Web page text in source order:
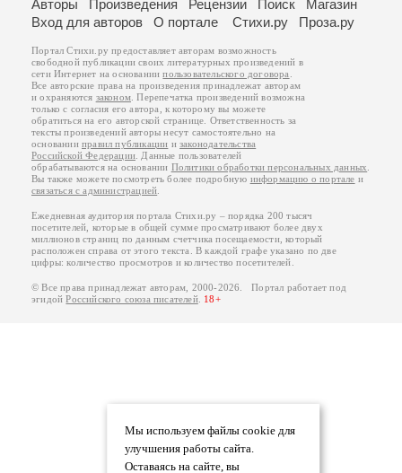
Мы используем файлы cookie для
улучшения работы сайта.
Оставаясь на сайте, вы
Авторы Произведения Рецензии Поиск
Магазин
Вход для авторов
О портале Стихи.ру Проза.ру
Портал Стихи.ру предоставляет авторам возможность
свободной публикации своих литературных произведений в
сети Интернет на основаниипользовательского договора
Все авторские права на произведения принадлежат авторам
и охраняются законом . Перепечатка произведений возможна
только с согласия его автора, к которому вы можете
обратиться на его авторской странице. Ответственность за
тексты произведений авторы несут самостоятельно на
основанииправил публикации изаконодательства
Российской Федерации . Данные пользователей
обрабатываются на основании Политики обработки персональных данных
Вы также можете посмотреть более подробную информацию о портале и
связаться с администрацией
Ежедневная аудитория портала Стихи.ру – порядка 200 тысяч
посетителей, которые в общей сумме просматривают более двух
миллионов страниц по данным счетчика посещаемости, который
расположен справа от этого текста. В каждой графе указано по две
цифры: количество просмотров и количество посетителей.
© Все права принадлежат авторам, 2000-2026. Портал работает под
эгидойРоссийского союза писателей. 18+